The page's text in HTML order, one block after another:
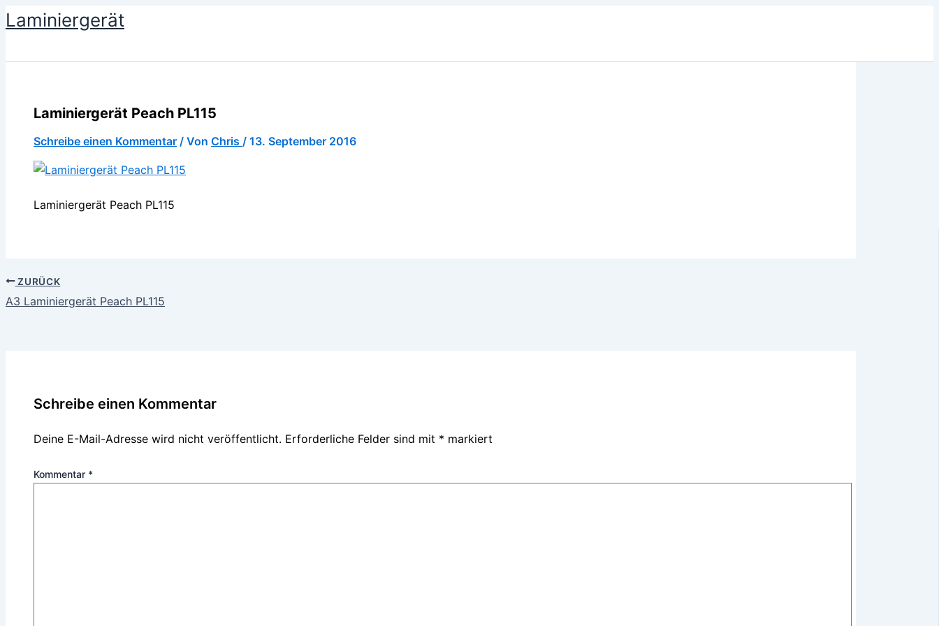
Zum
Inhalt
Laminiergerät
Laminiergerät Peach PL115
Schreibe einen Kommentar / Von Chris / 13. September 2016
Laminiergerät Peach PL115
ZURÜCK
A3 Laminiergerät Peach PL115
Schreibe einen Kommentar
Deine E-Mail-Adresse wird nicht veröffentlicht. Erforderliche Felder sind mit * markiert
Kommentar *